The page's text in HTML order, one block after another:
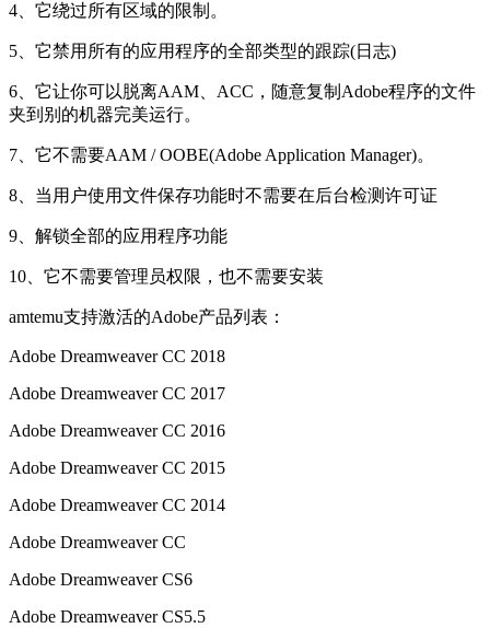
4、它绕过所有区域的限制。
5、它禁用所有的应用程序的全部类型的跟踪(日志)
6、它让你可以脱离AAM、ACC，随意复制Adobe程序的文件
夹到别的机器完美运行。
7、它不需要AAM / OOBE(Adobe Application Manager)。
8、当用户使用文件保存功能时不需要在后台检测许可证
9、解锁全部的应用程序功能
10、它不需要管理员权限，也不需要安装
amtemu支持激活的Adobe产品列表：
Adob​​e Dreamweaver CC 2018
Adob​​e Dreamweaver CC 2017
Adob​​e Dreamweaver CC 2016
Adob​​e Dreamweaver CC 2015
Adob​​e Dreamweaver CC 2014
Adob​​e Dreamweaver CC
Adob​​e Dreamweaver CS6
Adob​​e Dreamweaver CS5.5